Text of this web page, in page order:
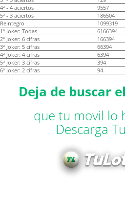
4ª - 4 aciertos
9557
5ª - 3 aciertos
186504
Reintegro
1099319
1ª Joker: Todas
6166394
2ª Joker: 6 cifras
166394
3ª Joker: 5 cifras
66394
4ª Joker: 4 cifras
6394
5ª Joker: 3 cifras
394
6ª Joker: 2 cifras
94
Deja de buscar
que tu movil lo
Descarga